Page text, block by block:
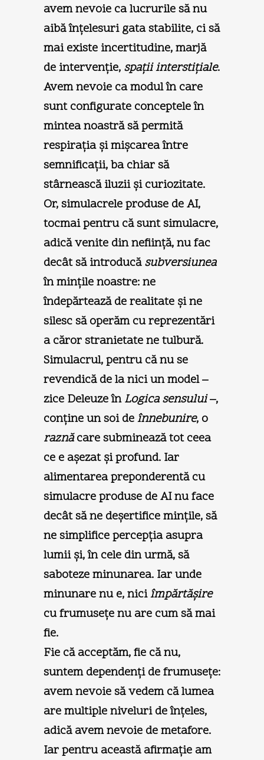
avem nevoie ca lucrurile să nu
aibă înţelesuri gata stabilite, ci să
mai existe incertitudine, marjă
de intervenţie, spaţii interstiţiale.
Avem nevoie ca modul în care
sunt configurate conceptele în
mintea noastră să permită
respiraţia şi mişcarea între
semnificaţii, ba chiar să
stârnească iluzii şi curiozitate.
Or, simulacrele produse de AI,
tocmai pentru că sunt simulacre,
adică venite din nefiinţă, nu fac
decât să introducăsubversiunea
în minţile noastre: ne
îndepărtează de realitate şi ne
silesc să operăm cu reprezentări
a căror stranietate ne tulbură.
Simulacrul, pentru că nu se
revendică de la nici un model –
zice Deleuze înLogica sensului–,
conţine un soi deînnebunire, o
raznăcare subminează tot ceea
ce e aşezat şi profund. Iar
alimentarea preponderentă cu
simulacre produse de AI nu face
decât să ne deşertifice minţile, să
ne simplifice percepţia asupra
lumii şi, în cele din urmă, să
saboteze minunarea. Iar unde
minunare nu e, niciîmpărtăşire
cu frumuseţe nu are cum să mai
fie.
Fie că acceptăm, fie că nu,
suntem dependenţi de frumuseţe:
avem nevoie să vedem că lumea
are multiple niveluri de înţeles,
adică avem nevoie de metafore.
Iar pentru această afirmaţie am